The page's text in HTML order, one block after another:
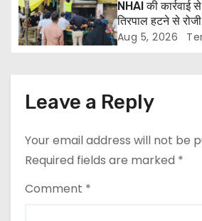
NHAI की कार्रवाई
तिरपाल हटने से
Aug 5, 2026
Leave a Reply
Your email address will not be
Required fields are marked *
Comment *